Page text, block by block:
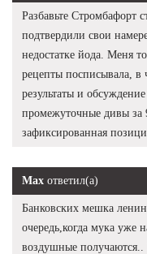
Разбавьте Стромбафорт
подтвердили свои
недостатке йода. Меня
рецепты посписывала, в
результаты и
промежуточные дивы за
зафиксированная
Max ответил(а)
Банковских мешка
очередь,когда мука уже
воздушные получаются..